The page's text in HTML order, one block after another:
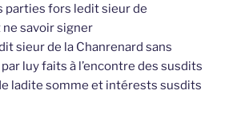
parties fors ledit sieur de
savoir signer
sieur de la Chanrenard sans
luy faits à l’encontre des susdits
ladite somme et intérests susdits